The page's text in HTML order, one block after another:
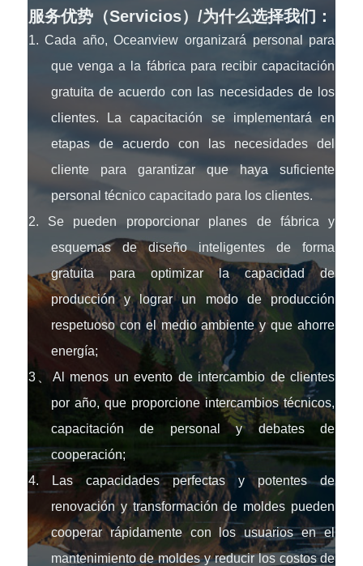
服务优势（Servicios）/为什么选择我们：
1. Cada año, Oceanview organizará personal para
que venga a la fábrica para recibir capacitación
gratuita de acuerdo con las necesidades de los
clientes. La capacitación se implementará en
etapas de acuerdo con las necesidades del
cliente para garantizar que haya suficiente
personal técnico capacitado para los clientes.
2. Se pueden proporcionar planes de fábrica y
esquemas de diseño inteligentes de forma
gratuita para optimizar la capacidad de
producción y lograr un modo de producción
respetuoso con el medio ambiente y que ahorre
energía;
3、Al menos un evento de intercambio de clientes
por año, que proporcione intercambios técnicos,
capacitación de personal y debates de
cooperación;
4. Las capacidades perfectas y potentes de
renovación y transformación de moldes pueden
cooperar rápidamente con los usuarios en el
mantenimiento de moldes y reducir los costos de